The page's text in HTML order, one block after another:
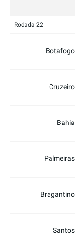
Rodada 22
Botafogo
Cruzeiro
Bahia
Palmeiras
Bragantino
Santos